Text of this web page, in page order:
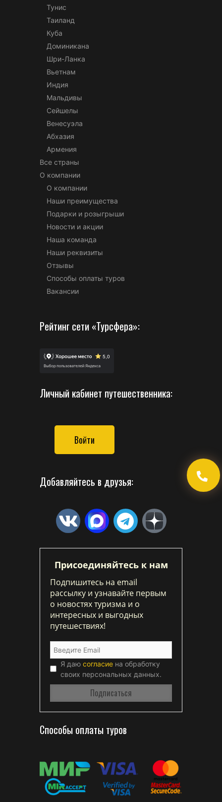
Тунис
Таиланд
Куба
Доминикана
Шри-Ланка
Вьетнам
Индия
Мальдивы
Сейшелы
Венесуэла
Абхазия
Армения
Все страны
О компании
О компании
Наши преимущества
Подарки и розыгрыши
Новости и акции
Наша команда
Наши реквизиты
Отзывы
Способы оплаты туров
Вакансии
Рейтинг сети «Турсфера»:
Личный кабинет путешественника:
Войти
Добавляйтесь в друзья:
Присоединяйтесь к нам
Подпишитесь на email
рассылку и узнавайте первым
о новостях туризма и о
интересных и выгодных
путешествиях!
Я даю согласие на обработку
своих персональных данных.
Способы оплаты туров